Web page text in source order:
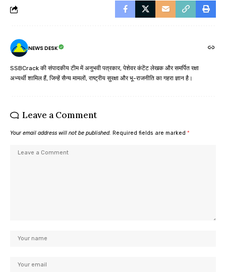
NEWS DESK
SSBCrack की संपादकीय टीम में अनुभवी पत्रकार, पेशेवर कंटेंट लेखक और समर्पित रक्षा
अभ्यर्थी शामिल हैं, जिन्हें सैन्य मामलों, राष्ट्रीय सुरक्षा और भू-राजनीति का गहरा ज्ञान है।
Leave a Comment
Your email address will not be published. Required fields are marked *